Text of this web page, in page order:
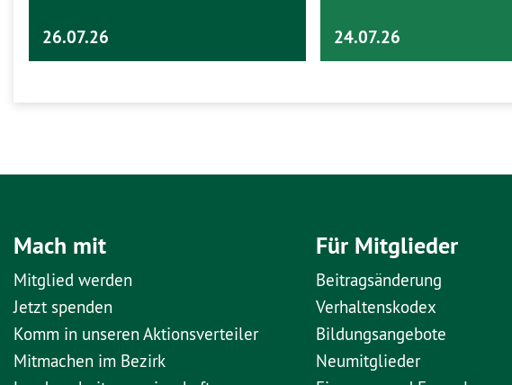
26.07.26 24.07.26
Mach mit
Mitglied werden
Jetzt spenden
Komm in unseren Aktionsverteiler
Mitmachen im Bezirk
Für Mitglieder
Beitragsänderung
Verhaltenskodex
Bildungsangebote
Neumitglieder